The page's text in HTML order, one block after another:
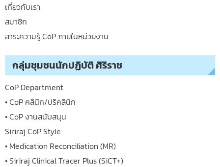
เกี่ยวกับเรา
สมาชิก
สาระความรู้ CoP ภายในหน่วยงาน
กลุ่มชุมชนนักปฏิบัติ ศิริราช
CoP Department
• CoP คลินิก/ปริคลินิก
• CoP งานสนับสนุน
Siriraj CoP Style
• Medication Reconciliation (MR)
• Siriraj Clinical Tracer Plus (SiCT+)